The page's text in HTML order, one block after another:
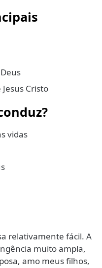
Cristo
vidas
relativamente fácil. A
muito ampla,
amo meus filhos,